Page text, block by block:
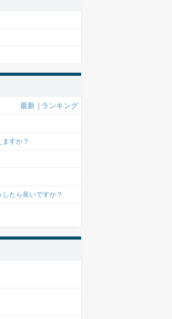
最新 ランキング
すか？
たら良いですか？